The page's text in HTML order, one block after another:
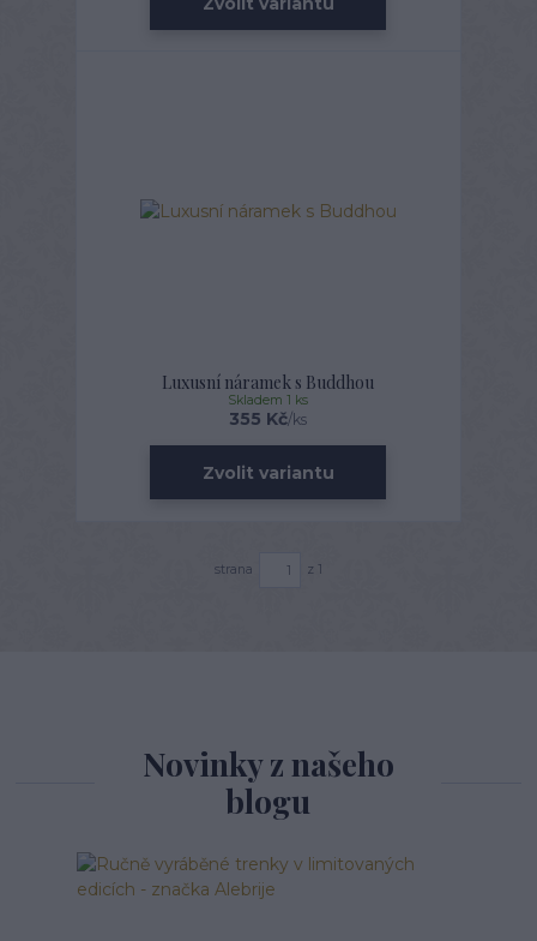
Luxusní náramek s Buddhou
355 Kč/ks
Skladem 1 ks
Zvolit variantu
strana z 1
Novinky z našeho
blogu